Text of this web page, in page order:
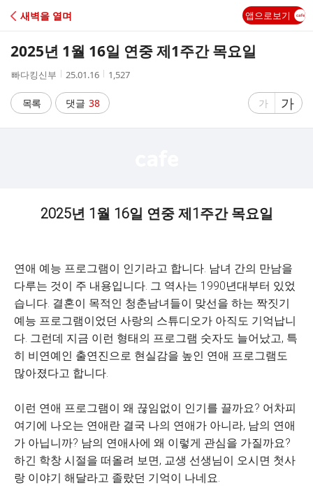
C
A
새벽을 열며 앱으로보기
2025년 1월 16일 연중 제1주간 목요일
작
자
빠다킹신부
작
시
간
25.01.16
조
수
1,527
목록 댓글 38
글
게
가
글
자
가
2025년 1월 16일 연중 제1주간 목요일
연애 예능 프로그램이 인기라고 합니다. 남녀 간의 만남을
다루는 것이 주 내용입니다. 그 역사는 1990년대부터 있었
습니다. 결혼이 목적인 청춘남녀들이 맞선을 하는 짝짓기
예능 프로그램이었던 사랑의 스튜디오가 아직도 기억납니
다. 그런데 지금 이런 형태의 프로그램 숫자도 늘어났고, 특
히 비연예인 출연진으로 현실감을 높인 연애 프로그램도
많아졌다고 합니다.
이런 연애 프로그램이 왜 끊임없이 인기를 끌까요? 어차피
여기에 나오는 연애란 결국 나의 연애가 아니라, 남의 연애
가 아닙니까? 남의 연애사에 왜 이렇게 관심을 가질까요?
하긴 학창 시절을 떠올려 보면, 교생 선생님이 오시면 첫사
랑 이야기 해달라고 졸랐던 기억이 나네요.